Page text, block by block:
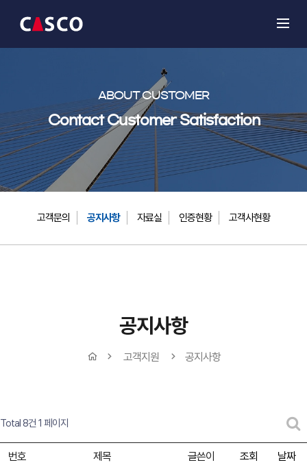
ABOUT CUSTOMER
Contact Customer Satisfaction
고객문의 공지사항 자료실 인증현황 고객사현황
공지사항
고객지원 공지사항
Total 8건 1 페이지
번호 제목 글쓴이 조회 날짜